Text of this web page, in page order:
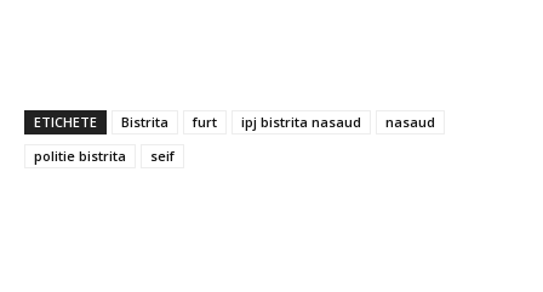
ETICHETE Bistrita furt ipj bistrita nasaud
nasaud
politie bistrita
seif